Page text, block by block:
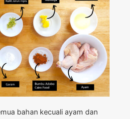
bahan kecuali ayam dan